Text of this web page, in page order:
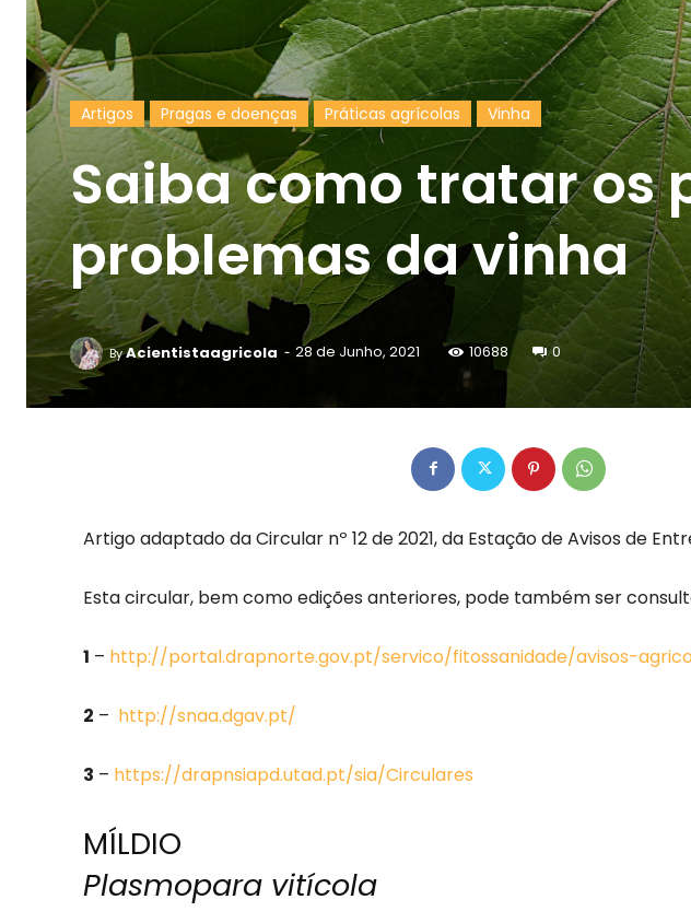
Artigos Pragas e doenças Práticas agrícolas Vinha
Saiba como tratar os
problemas da vinha
ByAcientistaagricola - 28 de Junho, 2021 10688 0
Artigo adaptado da Circular nº 12 de 2021, da Estação de Avisos de
Esta circular, bem como edições anteriores, pode também ser
1 – http://portal.drapnorte.gov.pt/servico/fitossanidade/avisos-
2 – http://snaa.dgav.pt/
3 – https://drapnsiapd.utad.pt/sia/Circulares
MÍLDIO
Plasmopara vitícola